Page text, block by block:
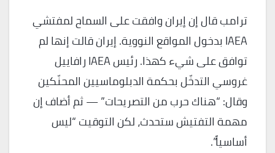
ترامب قال إن إيران وافقت على السماح لمفتشي
IAEA بدخول المواقع النووية. إيران قالت إنها لم
توافق على شيء كهذا. رئيس IAEA رافاييل
غروسي التدخّل بحكمة الدبلوماسيين المحنّكين
وقال: “هناك حرب من التصريحات” — ثم أضاف إن
مهمة التفتيش ستحدث، لكن التوقيت “ليس
أساسياً”.